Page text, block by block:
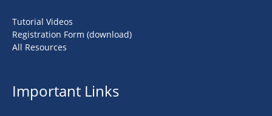
Tutorial Videos
Registration Form (download)
All Resources
Important Links